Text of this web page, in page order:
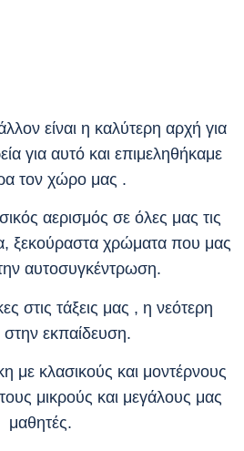
είναι η καλύτερη αρχή για
για αυτό και επιμεληθήκαμε
τον χώρο μας .
αερισμός σε όλες μας τις
ξεκούραστα χρώματα που μας
αυτοσυγκέντρωση.
στις τάξεις μας , η νεότερη
στην εκπαίδευση.
με κλασικούς και μοντέρνους
μικρούς και μεγάλους μας
μαθητές.